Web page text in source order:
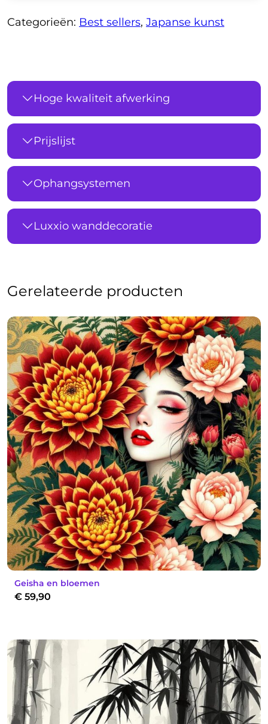
Categorieën: Best sellers, Japanse kunst
Hoge kwaliteit afwerking
Prijslijst
Ophangsystemen
Luxxio wanddecoratie
Gerelateerde producten
Geisha en bloemen
€ 59,90